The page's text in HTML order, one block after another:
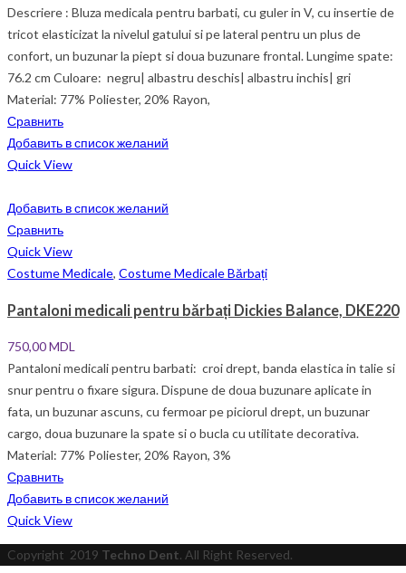
Descriere : Bluza medicala pentru barbati, cu guler in V, cu insertie de
tricot elasticizat la nivelul gatului si pe lateral pentru un plus de
confort, un buzunar la piept si doua buzunare frontal. Lungime spate:
76.2 cm Culoare: negru| albastru deschis| albastru inchis| gri
Material: 77% Poliester, 20% Rayon,
Сравнить
Добавить в список желаний
Quick View
Добавить в список желаний
Сравнить
Quick View
Costume Medicale, Costume Medicale Bărbați
Pantaloni medicali pentru bărbați Dickies Balance, DKE220
750,00MDL
Pantaloni medicali pentru barbati: croi drept, banda elastica in talie si
snur pentru o fixare sigura. Dispune de doua buzunare aplicate in
fata, un buzunar ascuns, cu fermoar pe piciorul drept, un buzunar
cargo, doua buzunare la spate si o bucla cu utilitate decorativa.
Material: 77% Poliester, 20% Rayon, 3%
Сравнить
Добавить в список желаний
Quick View
Copyright 2019 Techno Dent. All Right Reserved.